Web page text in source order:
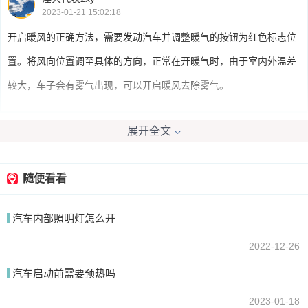
2023-01-21 15:02:18
开启暖风的正确方法，需要发动汽车并调整暖气的按钮为红色标志位
置。将风向位置调至具体的方向，正常在开暖气时，由于室内外温差
较大，车子会有雾气出现，可以开启暖风去除雾气。
提交
展开全文
随便看看
汽车内部照明灯怎么开
2022-12-26
汽车启动前需要预热吗
2023-01-18